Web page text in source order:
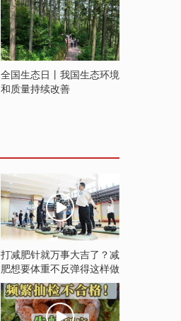
全国生态日丨我国生态环境
和质量持续改善
打减肥针就万事大吉了？减
肥想要体重不反弹得这样做